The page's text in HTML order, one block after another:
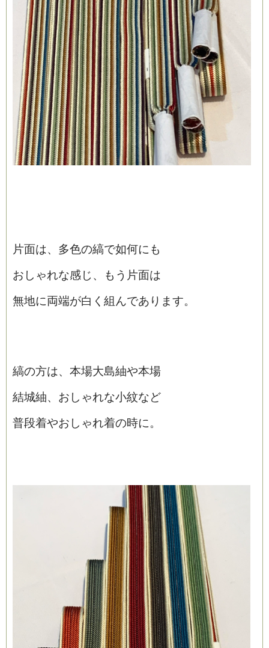
片面は、多色の縞で如何にも
おしゃれな感じ、もう片面は
無地に両端が白く組んであります。
縞の方は、本場大島紬や本場
結城紬、おしゃれな小紋など
普段着やおしゃれ着の時に。